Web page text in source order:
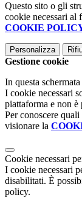
Questo sito o gli
cookie necessari al
COOKIE
Personalizza
Gestione cookie
In questa
I cookie necessari
piattaforma e non
Per conoscere
visionare la
Cookie necessari
I cookie necessari
disabilitati. È
policy.